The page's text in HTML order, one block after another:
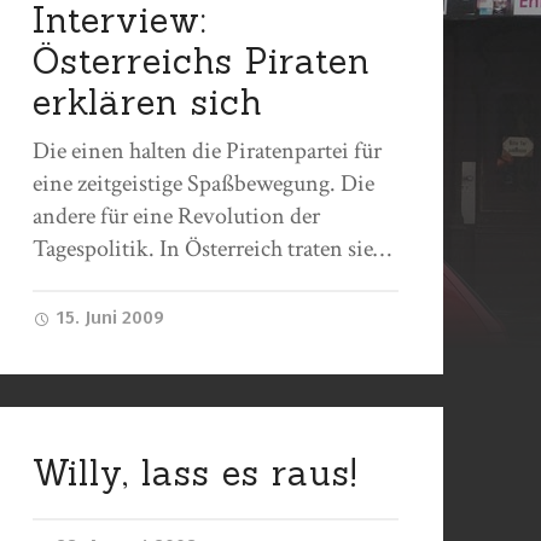
Interview:
Österreichs Piraten
erklären sich
Die einen halten die Piratenpartei für
eine zeitgeistige Spaßbewegung. Die
andere für eine Revolution der
Tagespolitik. In Österreich traten sie…
15. Juni 2009
Willy, lass es raus!